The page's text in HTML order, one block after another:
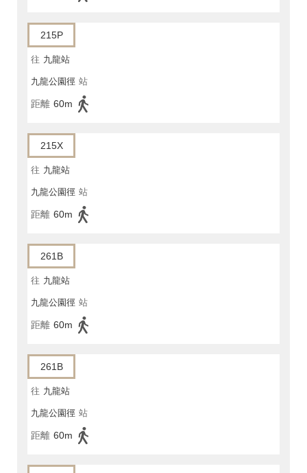
215P
往 九龍站
九龍公園徑 站
距離 60m
215X
往 九龍站
九龍公園徑 站
距離 60m
261B
往 九龍站
九龍公園徑 站
距離 60m
261B
往 九龍站
九龍公園徑 站
距離 60m